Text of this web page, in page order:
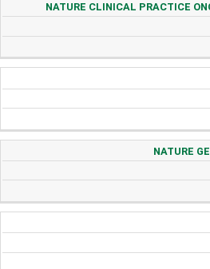
NATURE CLINICAL PRACTICE
NATURE